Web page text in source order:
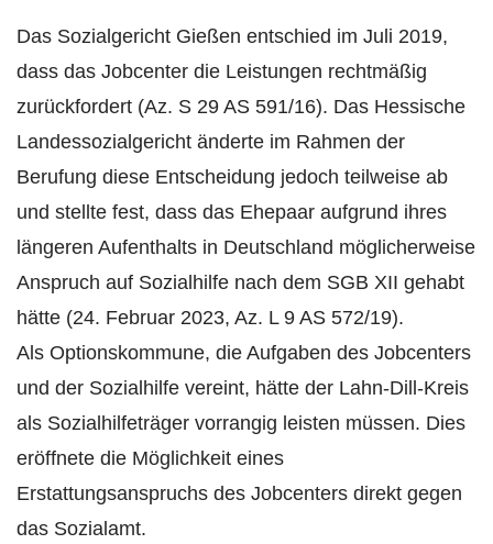
Das Sozialgericht Gießen entschied im Juli 2019,
dass das Jobcenter die Leistungen rechtmäßig
zurückfordert (Az. S 29 AS 591/16). Das Hessische
Landessozialgericht änderte im Rahmen der
Berufung diese Entscheidung jedoch teilweise ab
und stellte fest, dass das Ehepaar aufgrund ihres
längeren Aufenthalts in Deutschland möglicherweise
Anspruch auf Sozialhilfe nach dem SGB XII gehabt
hätte (24. Februar 2023, Az. L 9 AS 572/19).
Als Optionskommune, die Aufgaben des Jobcenters
und der Sozialhilfe vereint, hätte der Lahn-Dill-Kreis
als Sozialhilfeträger vorrangig leisten müssen. Dies
eröffnete die Möglichkeit eines
Erstattungsanspruchs des Jobcenters direkt gegen
das Sozialamt.